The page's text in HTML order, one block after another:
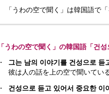
「うわの空で聞く」は韓国語で
「うわの空で聞く」の韓国語「건
・
그는 남의 이야기를 건성으로 듣
彼は人の話を上の空で聞いている
・
건성으로 듣고 있어서 중요한 이